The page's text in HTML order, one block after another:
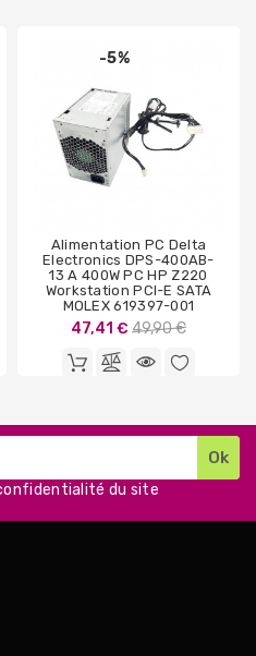
-5%
Alimentation PC Delta
Electronics DPS-400AB-
13 A 400W PC HP Z220
Workstation PCI-E SATA
MOLEX 619397-001
47,41 € Prix
base
49,90 €
du site